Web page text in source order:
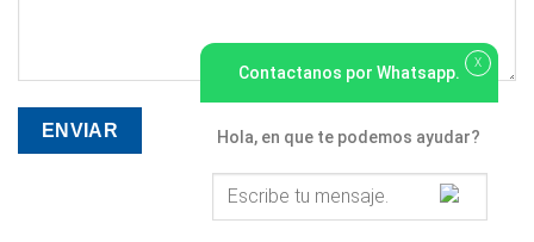
X
Contactanos por Whatsapp.
Hola, en que te podemos ayudar?